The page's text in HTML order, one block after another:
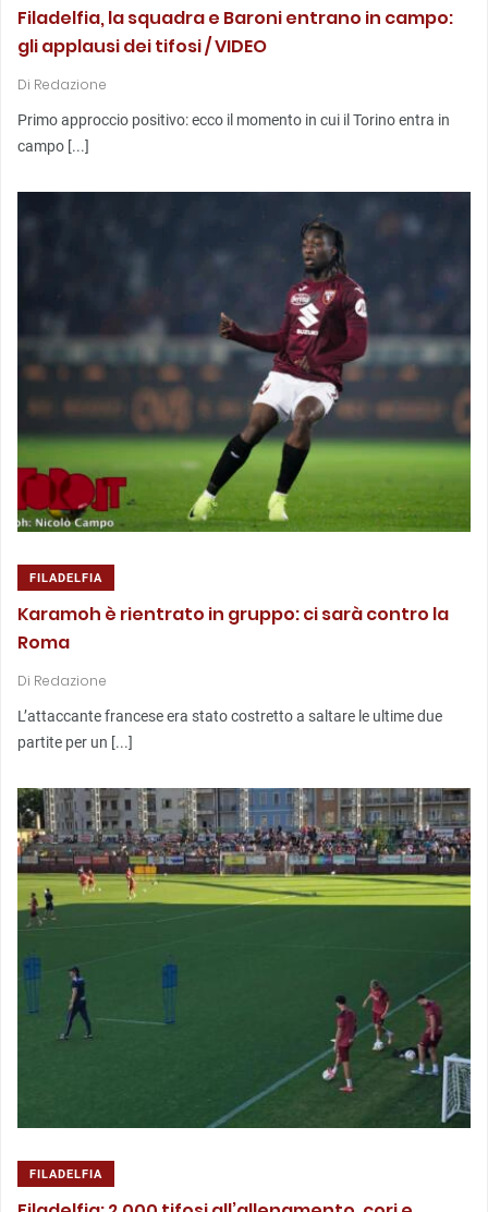
Filadelfia, la squadra e Baroni entrano in campo:
gli applausi dei tifosi / VIDEO
Di Redazione
Primo approccio positivo: ecco il momento in cui il Torino entra in
campo [...]
FILADELFIA
Karamoh è rientrato in gruppo: ci sarà contro la
Roma
Di Redazione
L’attaccante francese era stato costretto a saltare le ultime due
partite per un [...]
FILADELFIA